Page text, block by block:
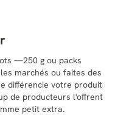
—250 g ou packs
marchés ou faites des
différencie votre produit
de producteurs l'offrent
petit extra.